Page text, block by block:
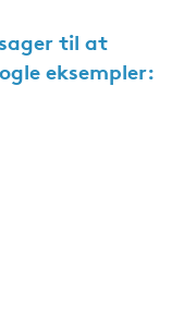
til at
eksempler: